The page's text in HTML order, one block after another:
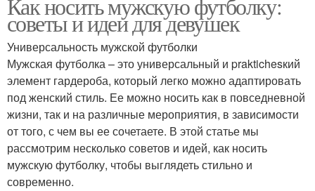
Как носить мужскую футболку:
советы и идеи для девушек
Универсальность мужской футболки
Мужская футболка – это универсальный и praktichesкий
элемент гардероба, который легко можно адаптировать
под женский стиль. Ее можно носить как в повседневной
жизни, так и на различные мероприятия, в зависимости
от того, с чем вы ее сочетаете. В этой статье мы
рассмотрим несколько советов и идей, как носить
мужскую футболку, чтобы выглядеть стильно и
современно.